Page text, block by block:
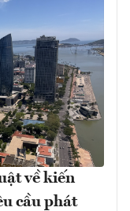
về kiến
cầu phát